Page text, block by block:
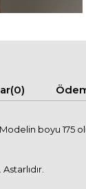
(0)
boyu 175